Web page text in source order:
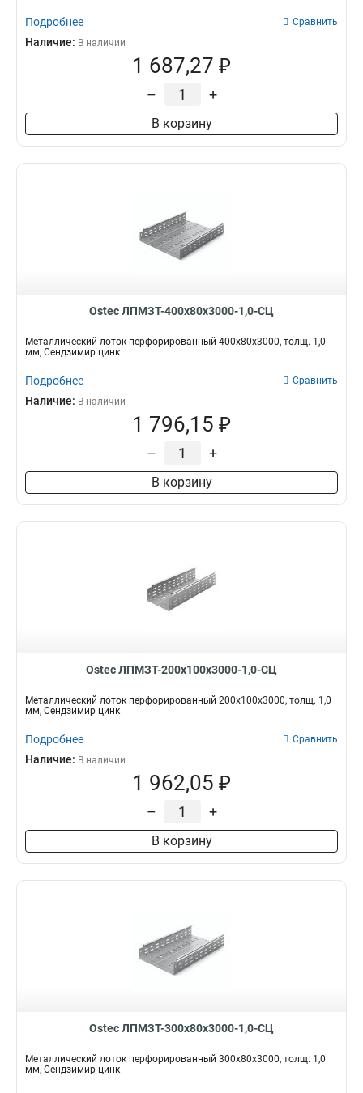
Подробнее Сравнить
Наличие: В наличии
1 687,27 ₽
– +
В корзину
Ostec ЛПМЗТ-400х80х3000-1,0-СЦ
Металлический лоток перфорированный 400х80х3000, толщ. 1,0
мм, Сендзимир цинк
Подробнее Сравнить
Наличие: В наличии
1 796,15 ₽
– +
В корзину
Ostec ЛПМЗТ-200х100х3000-1,0-СЦ
Металлический лоток перфорированный 200х100х3000, толщ. 1,0
мм, Сендзимир цинк
Подробнее Сравнить
Наличие: В наличии
1 962,05 ₽
– +
В корзину
Ostec ЛПМЗТ-300х80х3000-1,0-СЦ
Металлический лоток перфорированный 300х80х3000, толщ. 1,0
мм, Сендзимир цинк